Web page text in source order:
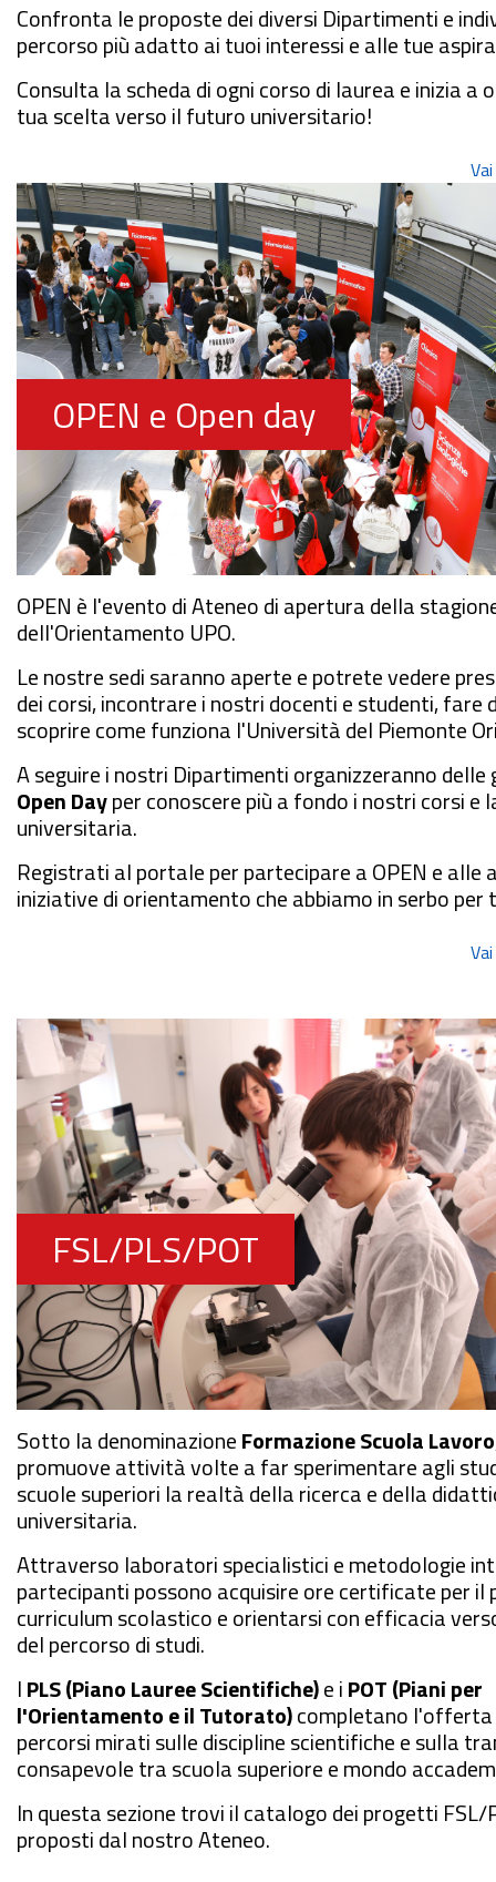
Confronta le proposte dei diversi Dipartimenti e
percorso più adatto ai tuoi interessi e alle tue
Consulta la scheda di ogni corso di laurea e inizia a
tua scelta verso il futuro universitario!
OPEN e Open day
OPEN è l'evento di Ateneo di apertura della
dell'Orientamento UPO.
Le nostre sedi saranno aperte e potrete vedere
dei corsi, incontrare i nostri docenti e studenti, fare
scoprire come funziona l'Università del Piemonte
A seguire i nostri Dipartimenti organizzeranno delle
Open Dayper conoscere più a fondo i nostri corsi e
universitaria.
Registrati al portale per partecipare a OPEN e alle
iniziative di orientamento che abbiamo in serbo per
FSL/PLS/POT
Sotto la denominazioneFormazione Scuola Lavoro
promuove attività volte a far sperimentare agli
scuole superiori la realtà della ricerca e della
universitaria.
Attraverso laboratori specialistici e metodologie
partecipanti possono acquisire ore certificate per il
curriculum scolastico e orientarsi con efficacia
del percorso di studi.
IPLS (Piano Lauree Scientifiche)e iPOT (Piani per
l'Orientamento e il Tutorato)completano l'offerta
percorsi mirati sulle discipline scientifiche e sulla
consapevole tra scuola superiore e mondo
In questa sezione trovi il catalogo dei progetti FSL/
proposti dal nostro Ateneo.